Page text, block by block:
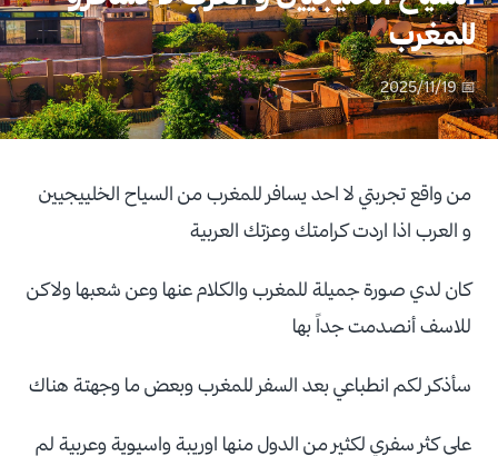
للمغرب
📅 2025/11/19
من واقع تجربتي لا احد يسافر للمغرب من السياح الخلييجيين
و العرب اذا اردت كرامتك وعزتك العربية
كان لدي صورة جميلة للمغرب والكلام عنها وعن شعبها ولاكن
للاسف أنصدمت جداً بها
سأذكر لكم انطباعي بعد السفر للمغرب وبعض ما وجهتة هناك
علي كثر سفري لكثير من الدول منها اوريبة واسيوية وعربية لم